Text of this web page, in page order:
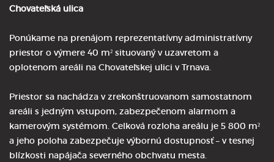
Chovateľská ulica
Ponúkame na prenájom reprezentatívny administratívny
priestor o výmere 40 m² situovaný v uzavretom a
oplotenom areáli na Chovateľskej ulici v Trnava.
Priestor sa nachádza v zrekonštruovanom samostatnom
areáli s jedným vstupom, zabezpečenom alarmom a
kamerovým systémom. Celková rozloha areálu je 5 800 m²
a jeho poloha zabezpečuje výbornú dostupnosť – v tesnej
blízkosti napájača severného obchvatu mesta.